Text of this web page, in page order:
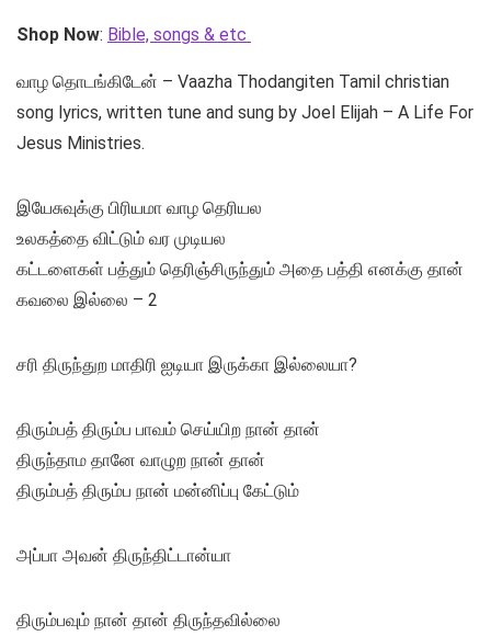
Shop Now: Bible, songs & etc
வாழ தொடங்கிடேன் – Vaazha Thodangiten Tamil christian
song lyrics, written tune and sung by Joel Elijah – A Life For
Jesus Ministries.
இயேசுவுக்கு பிரியமா வாழ தெரியல
உலகத்தை விட்டும் வர முடியல
கட்டளைகள் பத்தும் தெரிஞ்சிருந்தும் அதை பத்தி எனக்கு தான்
கவலை இல்லை – 2
சரி திருந்துற மாதிரி ஐடியா இருக்கா இல்லையா?
திரும்பத் திரும்ப பாவம் செய்யிற நான் தான்
திருந்தாம தானே வாழுற நான் தான்
திரும்பத் திரும்ப நான் மன்னிப்பு கேட்டும்
அப்பா அவன் திருந்திட்டான்யா
திரும்பவும் நான் தான் திருந்தவில்லை